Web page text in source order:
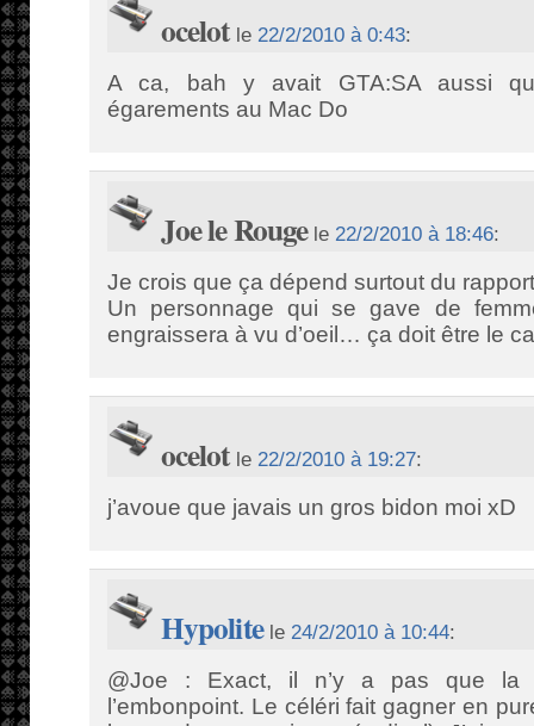
ocelotle 22/2/2010 à 0:43:
A ca, bah y avait GTA:SA aussi
égarements au Mac Do
Joe le Rougele22/2/2010 à 18:46:
Je crois que ça dépend surtout du
Un personnage qui se gave de
engraissera à vu d’oeil… ça doit être le
ocelotle 22/2/2010 à 19:27:
j’avoue que javais un gros bidon moi xD
Hypolitele 24/2/2010 à 10:44:
@Joe : Exact, il n’y a pas que la
l’embonpoint. Le céléri fait gagner en